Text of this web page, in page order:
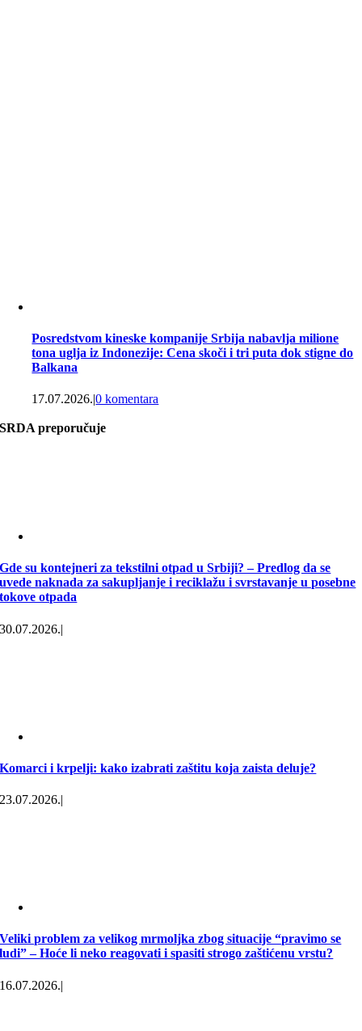
Posredstvom kineske kompanije Srbija nabavlja milione
tona uglja iz Indonezije: Cena skoči i tri puta dok stigne do
Balkana
17.07.2026.|0 komentara
SRDA preporučuje
Gde su kontejneri za tekstilni otpad u Srbiji? – Predlog da se
uvede naknada za sakupljanje i reciklažu i svrstavanje u posebne
tokove otpada
30.07.2026.|
Komarci i krpelji: kako izabrati zaštitu koja zaista deluje?
23.07.2026.|
Veliki problem za velikog mrmoljka zbog situacije “pravimo se
ludi” – Hoće li neko reagovati i spasiti strogo zaštićenu vrstu?
16.07.2026.|